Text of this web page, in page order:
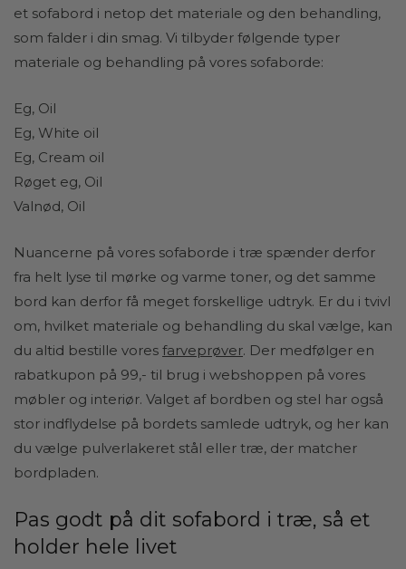
et sofabord i netop det materiale og den behandling,
som falder i din smag. Vi tilbyder følgende typer
materiale og behandling på vores sofaborde:
Eg, Oil
Eg, White oil
Eg, Cream oil
Røget eg, Oil
Valnød, Oil
Nuancerne på vores sofaborde i træ spænder derfor
fra helt lyse til mørke og varme toner, og det samme
bord kan derfor få meget forskellige udtryk. Er du i tvivl
om, hvilket materiale og behandling du skal vælge, kan
du altid bestille vores farveprøver. Der medfølger en
rabatkupon på 99,- til brug i webshoppen på vores
møbler og interiør. Valget af bordben og stel har også
stor indflydelse på bordets samlede udtryk, og her kan
du vælge pulverlakeret stål eller træ, der matcher
bordpladen.
Pas godt på dit sofabord i træ, så et
holder hele livet